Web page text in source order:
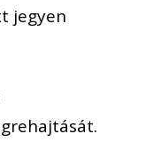
jegyen
.